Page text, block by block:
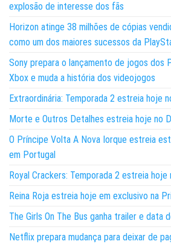
explosão de interesse dos fãs
Horizon atinge 38 milhões de cópias
como um dos maiores sucessos da
Sony prepara o lançamento de jogos dos
Xbox e muda a história dos videojogos
Extraordinária: Temporada 2 estreia hoje
Morte e Outros Detalhes estreia hoje no
O Príncipe Volta A Nova Iorque estreia
em Portugal
Royal Crackers: Temporada 2 estreia hoje
Reina Roja estreia hoje em exclusivo na
The Girls On The Bus ganha trailer e data
Netflix prepara mudança para deixar de